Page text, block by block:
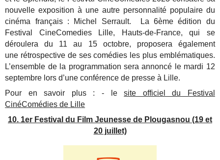
nouvelle exposition à une autre personnalité populaire du
cinéma français : Michel Serrault.
La 6ème édition du
Festival CineComedies Lille, Hauts-de-France, qui se
déroulera du 11 au 15 octobre, proposera également
une rétrospective de ses comédies les plus emblématiques.
L’ensemble de la programmation sera annoncé le mardi 12
septembre lors d’une conférence de presse à Lille.
Pour en savoir plus : - lesite officiel du Festival
CinéComédies de Lille
10. 1er Festival du Film Jeunesse de Plougasnou (19 et
20 juillet)